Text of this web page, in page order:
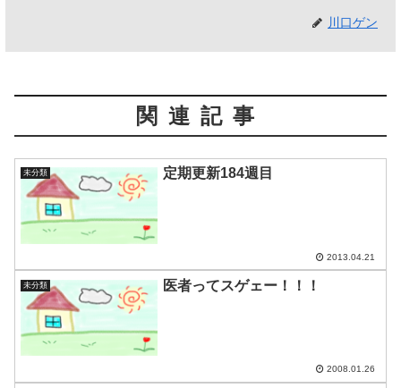
川口ゲン
関連記事
未分類 定期更新184週目
2013.04.21
未分類 医者ってスゲェー！！！
2008.01.26